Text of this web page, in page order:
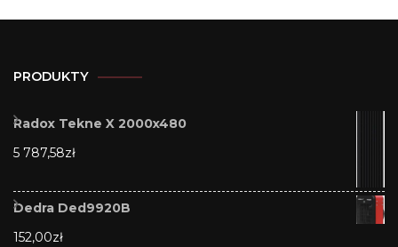
PRODUKTY
Radox Tekne X 2000x480
5 787,58zł
Dedra Ded9920B
152,00zł